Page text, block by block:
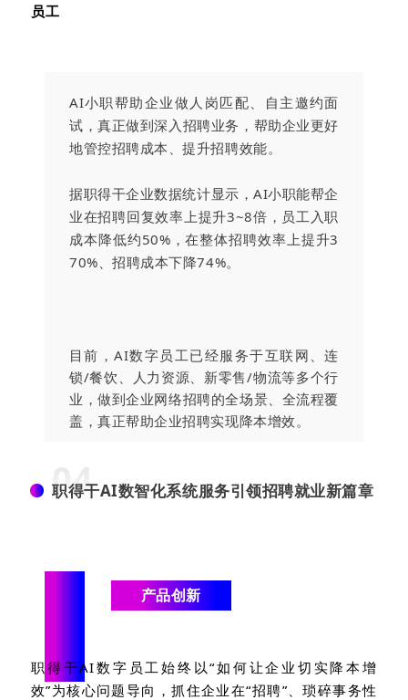
员工
AI小职帮助企业做人岗匹配、自主邀约面
试，真正做到深入招聘业务，帮助企业更好
地管控招聘成本、提升招聘效能。
据职得干企业数据统计显示，AI小职能帮企
业在招聘回复效率上提升3~8倍，员工入职
成本降低约50%，在整体招聘效率上提升3
70%、招聘成本下降74%。
目前，AI数字员工已经服务于互联网、连
锁/餐饮、人力资源、新零售/物流等多个行
业，做到企业网络招聘的全场景、全流程覆
盖，真正帮助企业招聘实现降本增效。
04
职得干AI数智化系统服务引领招聘就业新篇章
“ 产品创新
职得干AI数字员工始终以“如何让企业切实降本增
效”为核心问题导向，抓住企业在“招聘”、琐碎事务性